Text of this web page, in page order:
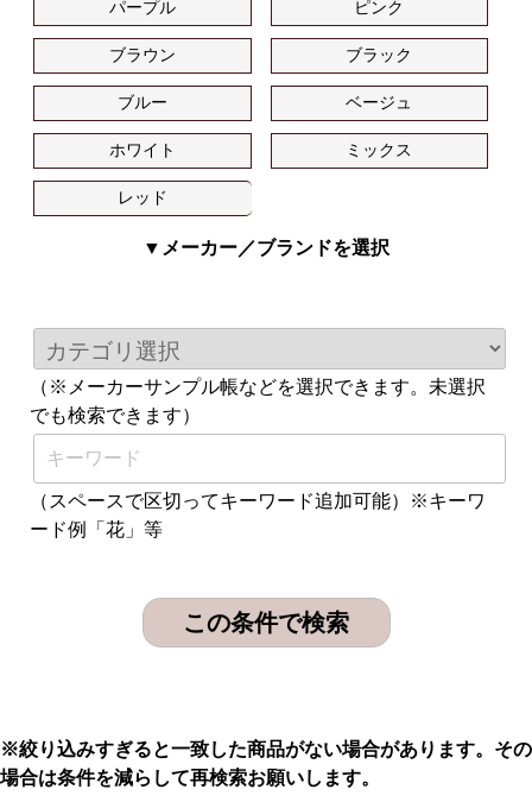
パープル ピンク
ブラウン ブラック
ブルー ベージュ
ホワイト ミックス
レッド
▼メーカー／ブランドを選択
（※メーカーサンプル帳などを選択できます。未選択
でも検索できます）
（スペースで区切ってキーワード追加可能）※キーワ
ード例「花」等
※絞り込みすぎると一致した商品がない場合があります。その
場合は条件を減らして再検索お願いします。